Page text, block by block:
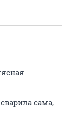
сама,